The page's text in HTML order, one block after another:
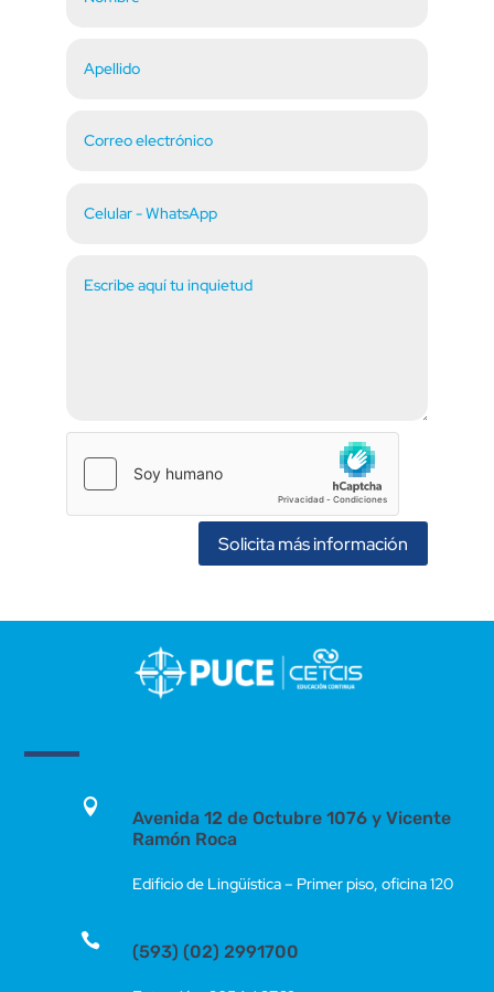
Solicita más información

Avenida 12 de Octubre 1076 y Vicente
Ramón Roca
Edificio de Lingüística – Primer piso, oficina 120

(593) (02) 2991700